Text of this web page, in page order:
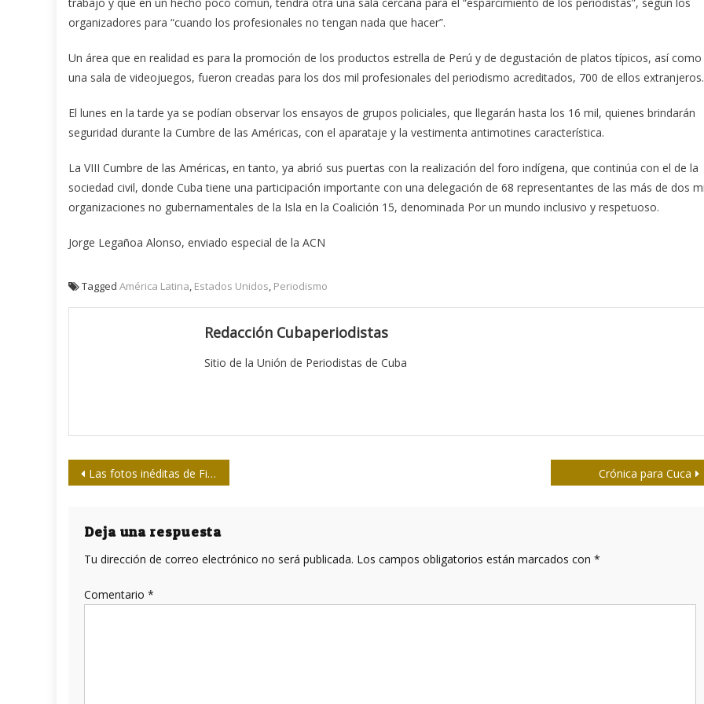
organizadores para “cuando los profesionales no tengan nada que hacer”.
Un área que en realidad es para la promoción de los productos estrella de Perú y de degustación de platos típicos, así como
una sala de videojuegos, fueron creadas para los dos mil profesionales del periodismo acreditados, 700 de ellos extranjeros.
El lunes en la tarde ya se podían observar los ensayos de grupos policiales, que llegarán hasta los 16 mil, quienes brindarán
seguridad durante la Cumbre de las Américas, con el aparataje y la vestimenta antimotines característica.
La VIII Cumbre de las Américas, en tanto, ya abrió sus puertas con la realización del foro indígena, que continúa con el de la
sociedad civil, donde Cuba tiene una participación importante con una delegación de 68 representantes de las más de dos
organizaciones no gubernamentales de la Isla en la Coalición 15, denominada Por un mundo inclusivo y respetuoso.
Jorge Legañoa Alonso, enviado especial de la ACN
Tagged América Latina Estados Unidos Periodismo
Redacción Cubaperiodistas
Sitio de la Unión de Periodistas de Cuba
Navegación
entradas
Las fotos inéditas de Fidel en Perú Crónica para Cuca
Deja una respuesta
Tu dirección de correo electrónico no será publicada. Los campos obligatorios están marcados con *
Comentario *